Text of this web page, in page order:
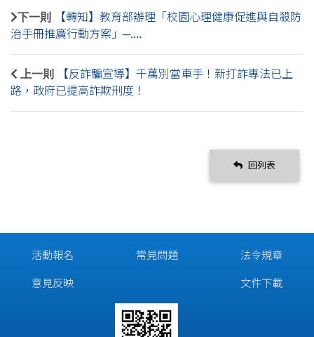
下一則
【轉知】教育部辦理「校園心理健康促進與自殺防
治手冊推廣行動方案」─....
上一則
【反詐騙宣導】千萬別當車手！新打詐專法已上
路，政府已提高詐欺刑度！
回列表
活動報名
意見反映
常見問題 法令規章
文件下載